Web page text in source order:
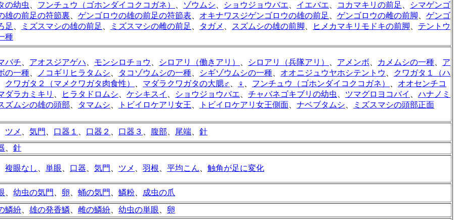
の幼虫、 フンチュウ（ゴホンダイコクコガネ） 、 ゾウムシ、 ショウジョウバエ、 イエバエ、 コカマキリの前足 、
シマゲンゴ
雄の前足の符節裏、 ゲンゴロウの雄の前足の符節表、 オキナワスジゲンゴロウの雄の前足 、 ゲンゴロウの雌の前脚、 ゲンゴ
足 、 ミズスマシの雄の前足 、 ミズスマシの雌の前足 、 タガメ 、 スズムシの雄の前脚、 ヒメカマキリモドキの前脚、 テントウ
種
バチ、 アオスジアゲハ、 モンシロチョウ 、 シロアリ（働きアリ） 、 シロアリ（兵隊アリ） 、 アメンボ、 カメムシの一種、 ア
の一種、 ノコギリヒラタムシ、 タコゾウムシの一種、 シギゾウムシの一種、 オオニジュウヤホシテントウ 、
クワガタ１（ハ
クワガタ２（マメクワガタ肉食性） 、 マダラクワガタの大腮♂ 、 ♀ 、 フンチュウ（ゴホンダイコクコガネ） 、 オオセンチコ
ダラカミキリ 、 ヒラタドロムシ、 ケシキスイ 、 ショウジョウバエ、 チャバネゴキブリの幼虫、 ツマグロヨコバイ 、 ハナノミ
ズムシの雄の頭部、 タマムシ、 トビイロケアリ女王、 トビイロケアリ女王側面、 ナベブタムシ、 ミズスマシの頭部正面
ツメ 、 気門 、 口器１ 、 口器２ 、 口器３ 、 腹部、 尾端、 針
、 針
複眼なし 、 単眼、 口器、 気門 、 ツメ 、 羽根、 平均こん、 触角が足に変化
、 幼虫の気門 、 卵、 蛹の気門 、 鱗粉、 成虫の爪
鱗紛、 雄の発香鱗、 雌の鱗紛、 幼虫の単眼、 卵